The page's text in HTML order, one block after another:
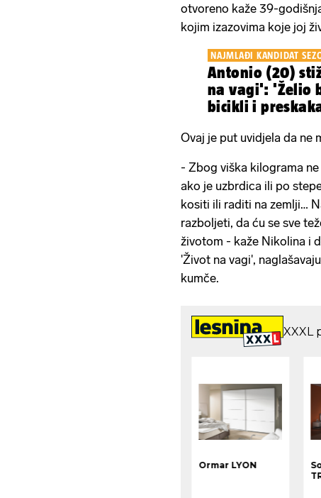
otvoreno kaže 39-
kojim izazovima koje joj
NAJMLAĐI KANDIDAT
Antonio (20)
na vagi': 'Želio
bicikli i
Ovaj je put uvidjela da ne
- Zbog viška kilograma
ako je uzbrdica ili po
kositi ili raditi na zemlji…
razboljeti, da ću se sve
životom - kaže Nikolina i
'Život na vagi',
kumče.